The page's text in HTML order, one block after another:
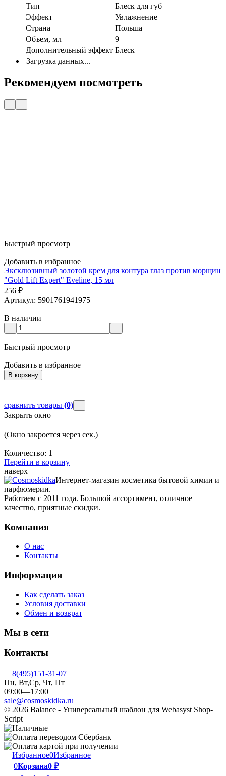
Тип
Блеск для губ
Эффект
Увлажнение
Страна
Польша
Объем, мл
9
Дополнительный эффект Блеск
Загрузка данных...
Рекомендуем посмотреть
Быстрый просмотр
Добавить в избранное
Эксклюзивный золотой крем для контура глаз против морщин
"Gold Lift Expert" Eveline, 15 мл
256 ₽
Артикул: 5901761941975
В наличии
Быстрый просмотр
Добавить в избранное
В корзину
сравнить товары (0)
Закрыть окно
(Окно закроется через сек.)
Количество: 1
Перейти в корзину
наверх
Интернет-магазин косметика бытовой химии и
парфюмерии.
Работаем с 2011 года. Большой ассортимент, отличное
качество, приятные скидки.
Компания
О нас
Контакты
Информация
Как сделать заказ
Условия доставки
Обмен и возврат
Мы в сети
Контакты
8(495)151-31-07
Пн, Вт,Ср, Чт, Пт
09:00—17:00
sale@cosmoskidka.ru
© 2026 Balance - Универсальный шаблон для Webasyst Shop-
Script
Избранное0Избранное
0Корзина0 ₽